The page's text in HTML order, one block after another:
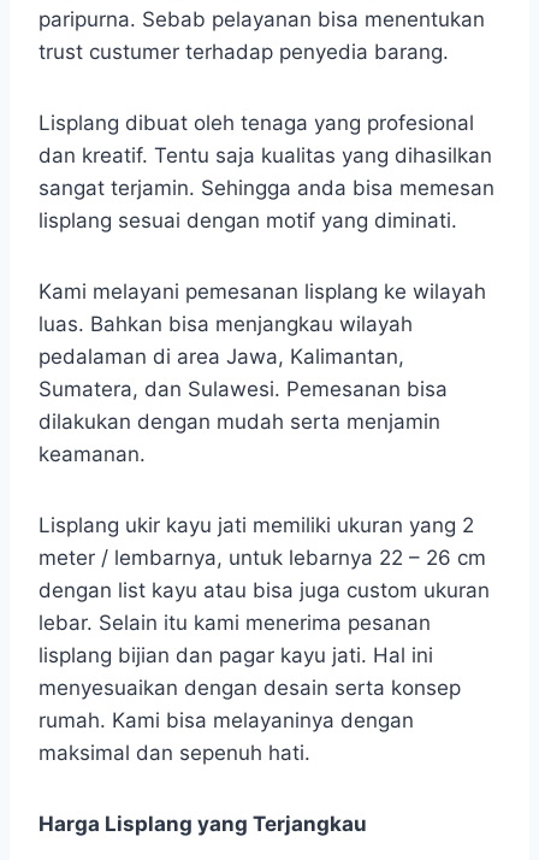
paripurna. Sebab pelayanan bisa menentukan
trust custumer terhadap penyedia barang.
Lisplang dibuat oleh tenaga yang profesional
dan kreatif. Tentu saja kualitas yang dihasilkan
sangat terjamin. Sehingga anda bisa memesan
lisplang sesuai dengan motif yang diminati.
Kami melayani pemesanan lisplang ke wilayah
luas. Bahkan bisa menjangkau wilayah
pedalaman di area Jawa, Kalimantan,
Sumatera, dan Sulawesi. Pemesanan bisa
dilakukan dengan mudah serta menjamin
keamanan.
Lisplang ukir kayu jati memiliki ukuran yang 2
meter / lembarnya, untuk lebarnya 22 – 26 cm
dengan list kayu atau bisa juga custom ukuran
lebar. Selain itu kami menerima pesanan
lisplang bijian dan pagar kayu jati. Hal ini
menyesuaikan dengan desain serta konsep
rumah. Kami bisa melayaninya dengan
maksimal dan sepenuh hati.
Harga Lisplang yang Terjangkau